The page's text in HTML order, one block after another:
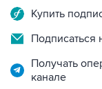
Купить
Подписаться
Получать
канале